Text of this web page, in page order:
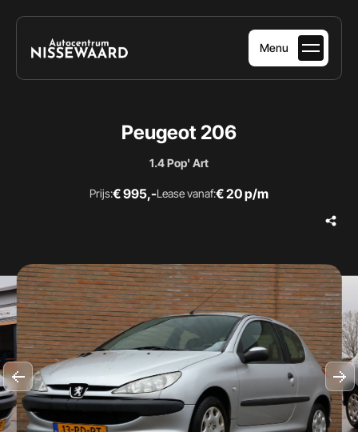
Menu
AANBOD
DIENSTEN
OVER ONS
CONTACT
Peugeot 206
1.4 Pop' Art
Prijs:€ 995,-Lease vanaf:€ 20 p/m